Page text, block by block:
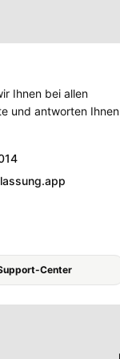
Ihnen bei allen
und antworten Ihnen
Center